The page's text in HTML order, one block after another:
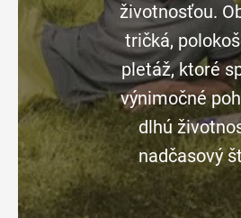
životnosťou.
tričká,
pletáž, ktoré
výnimočné
dlhú
nadčasový